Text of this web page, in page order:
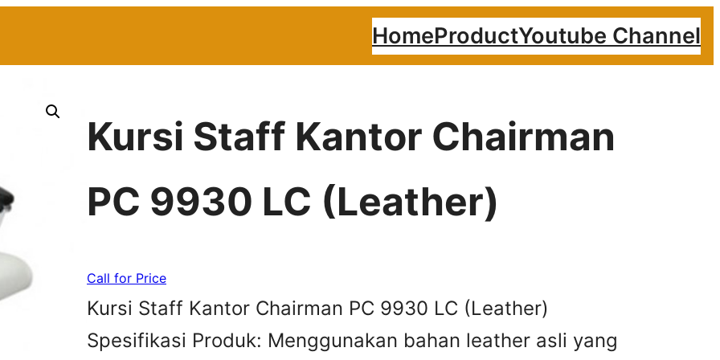
HomeProductYoutube Channel
Kursi Staff Kantor Chairman
PC 9930 LC (Leather)
Call for Price
Kursi Staff Kantor Chairman PC 9930 LC (Leather)
Spesifikasi Produk: Menggunakan bahan leather asli yang